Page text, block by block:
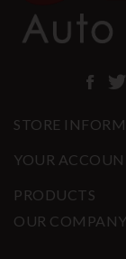
STORE
YOUR
PRODUCTS
OUR COMPANY